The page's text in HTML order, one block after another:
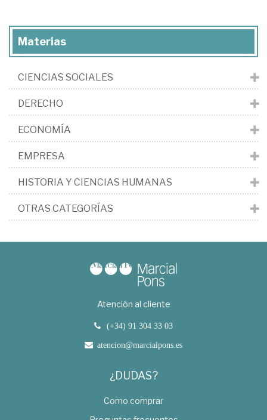
Materias
CIENCIAS SOCIALES
DERECHO
ECONOMÍA
EMPRESA
HISTORIA Y CIENCIAS HUMANAS
OTRAS CATEGORÍAS
Atención al cliente
(+34) 91 304 33 03
atencion@marcialpons.es
¿DUDAS?
Como comprar